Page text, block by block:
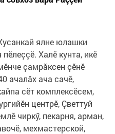
ялне юлашки
Халӗ кунта, икӗ
çамрăксен çӗнӗ
ачалăх ача сачӗ,
сӗт комплексӗсем,
центрӗ, Çветтуй
чиркӳ, пекарня, арман,
мехмастерской,